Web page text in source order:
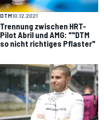
DTM10.12.2021
Trennung zwischen HRT-
Pilot Abril und AMG: ""DTM
so nicht richtiges Pflaster"